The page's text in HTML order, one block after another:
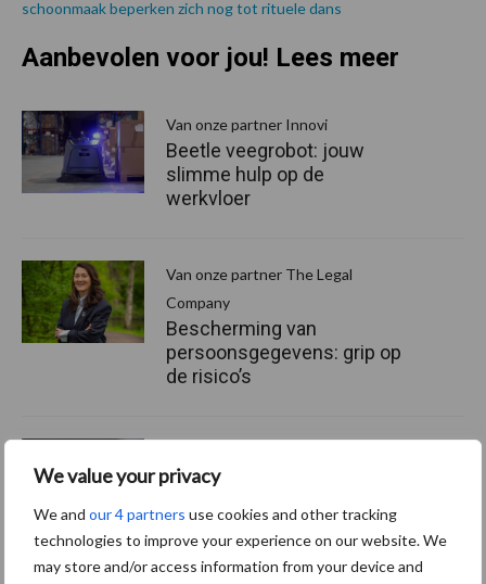
We value your privacy
We and our 4 partners use cookies and other tracking
technologies to improve your experience on our website. We
may store and/or access information from your device and
schoonmaak beperken zich nog tot rituele dans
Aanbevolen voor jou! Lees meer
Van onze partner Innovi
Beetle veegrobot: jouw
slimme hulp op de
werkvloer
Van onze partner The Legal
Company
Bescherming van
persoonsgegevens: grip op
de risico’s
arbeidscontracten kent